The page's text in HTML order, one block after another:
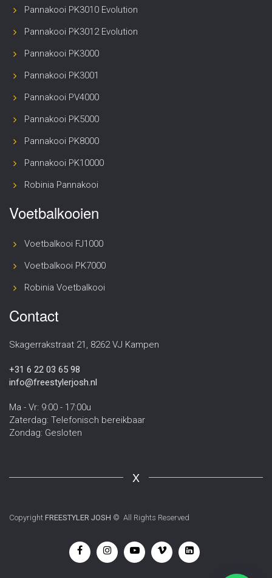
Pannakooi PK3010 Evolution
Pannakooi PK3012 Evolution
Pannakooi PK3000
Pannakooi PK3001
Pannakooi PV4000
Pannakooi PK5000
Pannakooi PK8000
Pannakooi PK10000
Robinia Pannakooi
Voetbalkooien
Voetbalkooi FJ1000
Voetbalkooi PK7000
Robinia Voetbalkooi
Contact
Skagerrakstraat 21, 8262 VJ Kampen
+31 6 22 03 65 98
info@freestylerjosh.nl
Ma - Vr: 9:00 - 17:00u
Zaterdag: Telefonisch bereikbaar
Zondag: Gesloten
X
Copyright FREESTYLER JOSH © All Rights Reserved